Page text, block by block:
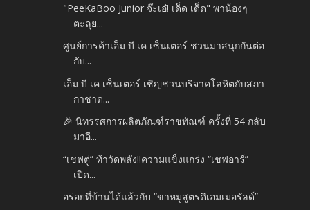
"PeeKaBoo Junior จ๊ะเอ๋! เด็ด เด็ด" พาน้องๆ
ตะลุย...
ศูนย์การค้าเอ็ม บี เค เซ็นเตอร์ ชวนมาสนุกกันต่อ
กับ...
เอ็ม บี เค เซ็นเตอร์ เชิญชวนบริจาคโลหิตกับสภา
กาชาด...
🎉 นิทรรศการผลิตภัณฑ์ราชทัณฑ์ ครั้งที่ 54 กลับ
มาอี...
“เชฟตู่” ท้าวัดพลัง!!ความแข็งแกร่ง “เชฟอาร์”
เปิด...
อร่อยที่บ้านได้แล้วกับ “ขาหมูสูตรดิเอมเมอรัลด์”